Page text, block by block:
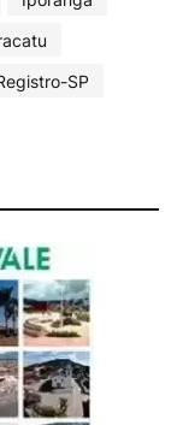
SP